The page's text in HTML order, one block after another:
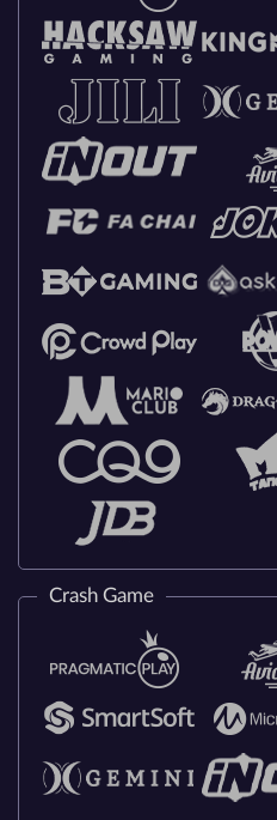
Crash Game